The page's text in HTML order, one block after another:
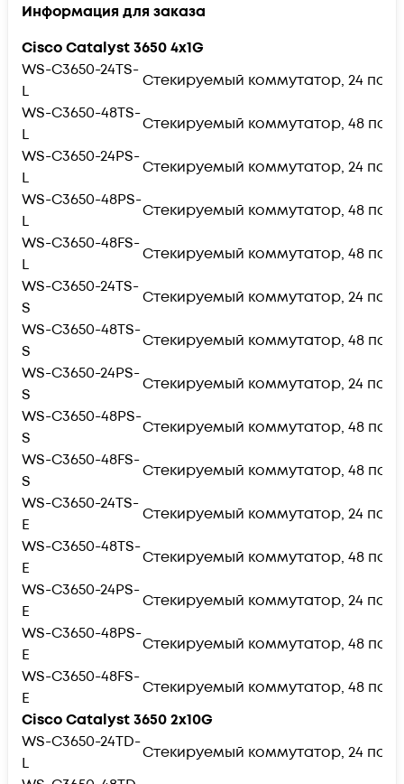
Информация для заказа
Cisco Catalyst 3650 4x1G
WS-C3650-24TS-
L
Стекируемый коммутатор, 24
WS-C3650-48TS-
L
Стекируемый коммутатор, 48
WS-C3650-24PS-
L
Стекируемый коммутатор, 24 порта
WS-C3650-48PS-
L
Стекируемый коммутатор, 48
WS-C3650-48FS-
L
Стекируемый коммутатор, 48
WS-C3650-24TS-
S
Стекируемый коммутатор, 24
WS-C3650-48TS-
S
Стекируемый коммутатор, 48
WS-C3650-24PS-
S
Стекируемый коммутатор, 24 порта
WS-C3650-48PS-
S
Стекируемый коммутатор, 48
WS-C3650-48FS-
S
Стекируемый коммутатор, 48
WS-C3650-24TS-
E
Стекируемый коммутатор, 24
WS-C3650-48TS-
E
Стекируемый коммутатор, 48
WS-C3650-24PS-
E
Стекируемый коммутатор, 24
WS-C3650-48PS-
E
Стекируемый коммутатор, 48
WS-C3650-48FS-
E
Стекируемый коммутатор, 48
Cisco Catalyst 3650 2x10G
WS-C3650-24TD-
L
Стекируемый коммутатор, 24 порта